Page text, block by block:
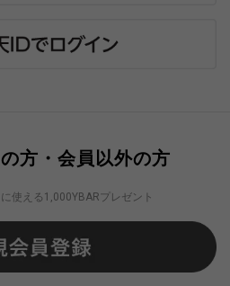
方・会員以外の方
使える1,000YBARプレゼント